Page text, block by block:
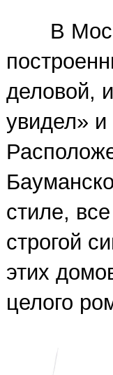
В
деловой,
увидел»
стиле,
строгой
этих
целого